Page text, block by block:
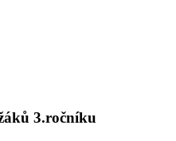
3.ročníku